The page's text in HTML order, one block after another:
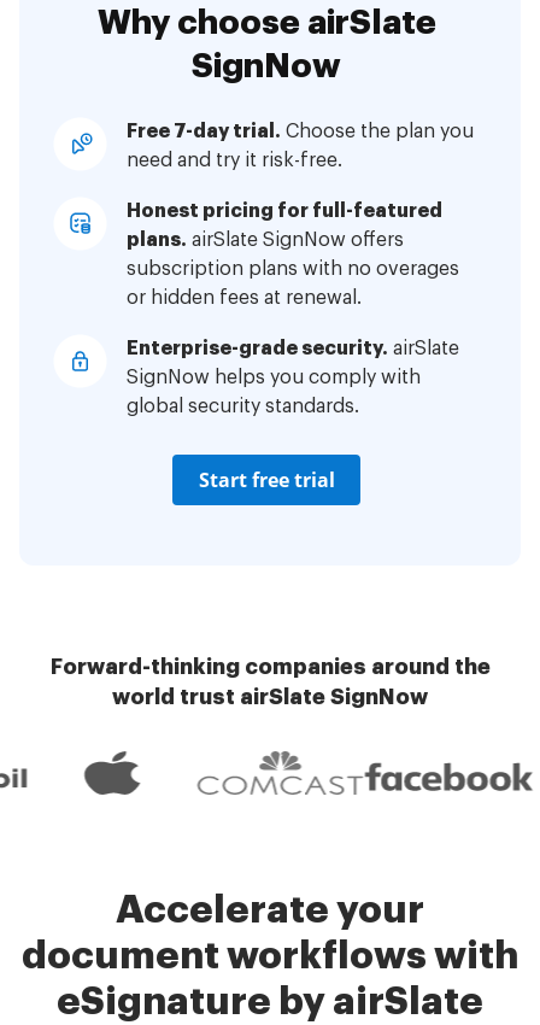
Why choose airSlate
SignNow
Free 7-day trial. Choose the plan you
need and try it risk-free.
Honest pricing for full-featured
plans. airSlate SignNow offers
subscription plans with no overages
or hidden fees at renewal.
Enterprise-grade security. airSlate
SignNow helps you comply with
global security standards.
Start free trial
Forward-thinking companies around the
world trust airSlate SignNow
Accelerate your
document workflows with
eSignature by airSlate